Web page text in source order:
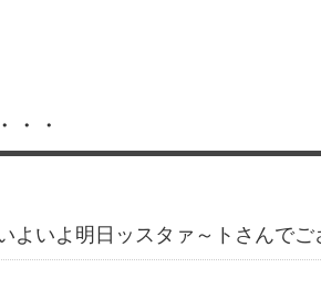
・・
いよ明日ッスタァ～トさんでご